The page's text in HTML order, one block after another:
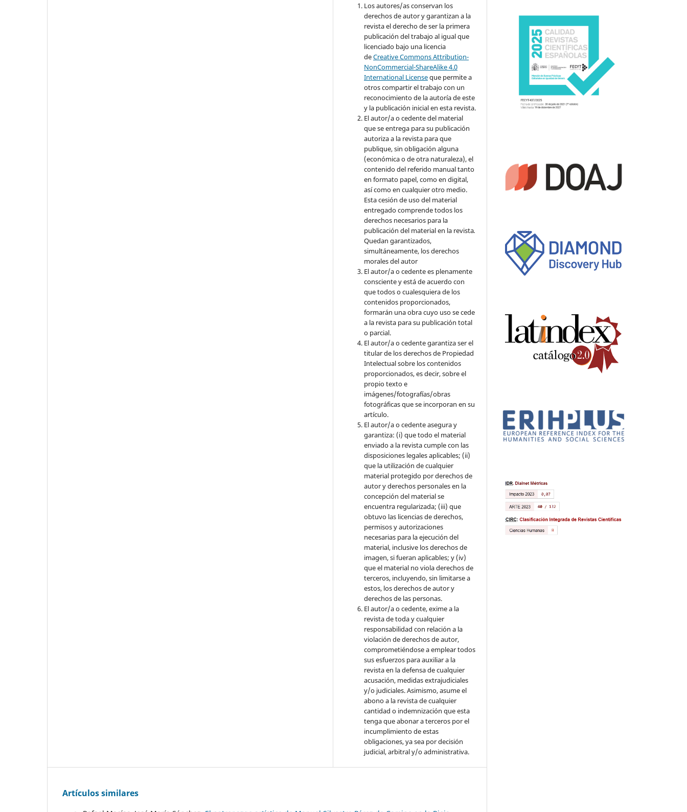
Los autores/as conservan los
derechos de autor y garantizan a la
revista el derecho de ser la primera
publicación del trabajo al igual que
licenciado bajo una licencia
deCreative Commons Attribution-
NonCommercial-ShareAlike 4.0
International Licenseque permite a
otros compartir el trabajo con un
reconocimiento de la autoría de este
y la publicación inicial en esta revista.
El autor/a o cedente del material
que se entrega para su publicación
autoriza a la revista para que
publique, sin obligación alguna
(económica o de otra naturaleza), el
contenido del referido manual tanto
en formato papel, como en digital,
así como en cualquier otro medio.
Esta cesión de uso del material
entregado comprende todos los
derechos necesarios para la
publicación del material en la revista.
Quedan garantizados,
simultáneamente, los derechos
morales del autor
El autor/a o cedente es plenamente
consciente y está de acuerdo con
que todos o cualesquiera de los
contenidos proporcionados,
formarán una obra cuyo uso se cede
a la revista para su publicación total
o parcial.
El autor/a o cedente garantiza ser el
titular de los derechos de Propiedad
Intelectual sobre los contenidos
proporcionados, es decir, sobre el
propio texto e
imágenes/fotografías/obras
fotográficas que se incorporan en su
artículo.
El autor/a o cedente asegura y
garantiza: (i) que todo el material
enviado a la revista cumple con las
disposiciones legales aplicables; (ii)
que la utilización de cualquier
material protegido por derechos de
autor y derechos personales en la
concepción del material se
encuentra regularizada; (iii) que
obtuvo las licencias de derechos,
permisos y autorizaciones
necesarias para la ejecución del
material, inclusive los derechos de
imagen, si fueran aplicables; y (iv)
que el material no viola derechos de
terceros, incluyendo, sin limitarse a
estos, los derechos de autor y
derechos de las personas.
El autor/a o cedente, exime a la
revista de toda y cualquier
responsabilidad con relación a la
violación de derechos de autor,
comprometiéndose a emplear todos
sus esfuerzos para auxiliar a la
revista en la defensa de cualquier
acusación, medidas extrajudiciales
y/o judiciales. Asimismo, asume el
abono a la revista de cualquier
cantidad o indemnización que esta
tenga que abonar a terceros por el
incumplimiento de estas
obligaciones, ya sea por decisión
judicial, arbitral y/o administrativa.
Artículos similares